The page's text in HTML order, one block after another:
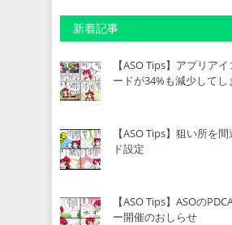
新着記事
【ASO Tips】アプリア
ードが34%も減少してし
【ASO Tips】狙い所を
ド設定
【ASO Tips】ASOの
ー開催のおしらせ